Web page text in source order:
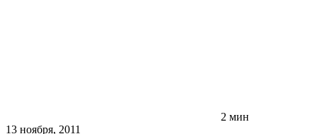
2 мин
13 ноября, 2011